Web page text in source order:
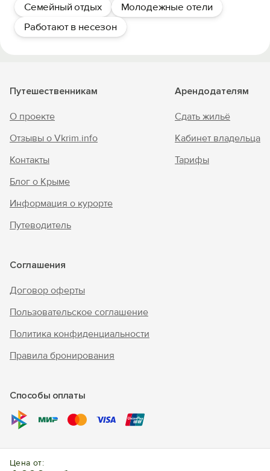
Семейный отдых
Молодежные отели
Работают в несезон
Цена от:
Путешественникам
О проекте
Отзывы о Vkrim.info
Контакты
Блог о Крыме
Информация о курорте
Путеводитель
Арендодателям
Сдать жильё
Кабинет владельца
Тарифы
Соглашения
Договор оферты
Пользовательское соглашение
Политика конфиденциальности
Правила бронирования
Способы оплаты
© 2010 - 2026 "В Крым - инфо"